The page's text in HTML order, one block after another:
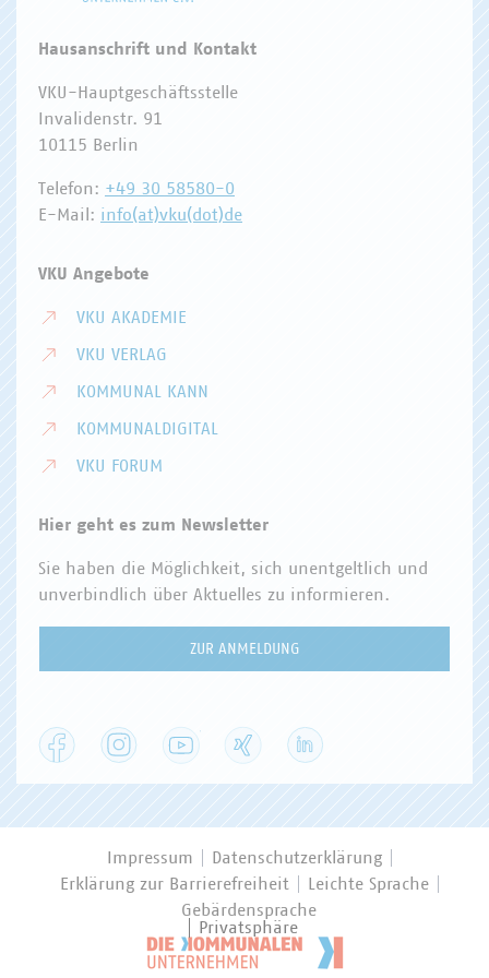
Hausanschrift und Kontakt
VKU-Hauptgeschäftsstelle
Invalidenstr. 91
10115 Berlin
Telefon: +49 30 58580-0
E-Mail: info(at)vku(dot)de
VKU Angebote
VKU AKADEMIE
VKU VERLAG
KOMMUNAL KANN
KOMMUNALDIGITAL
VKU FORUM
Hier geht es zum Newsletter
Sie haben die Möglichkeit, sich unentgeltlich und
unverbindlich über Aktuelles zu informieren.
ZUR ANMELDUNG
Facebook Instagram YouTube
Impressum
Datenschutzerklärung
Erklärung zur Barrierefreiheit
Leichte Sprache
Gebärdensprache
Privatsphäre